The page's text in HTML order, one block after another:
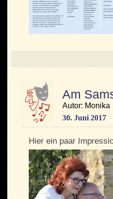
Am
Autor: Monika
30. Juni 2017
Hier ein paar